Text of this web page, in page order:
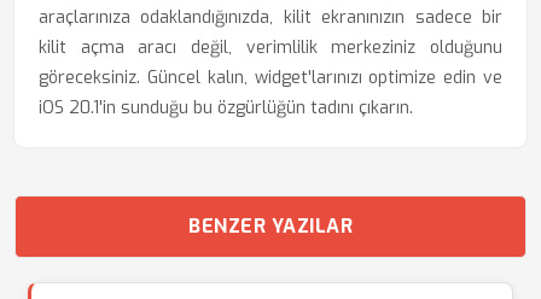
araçlarınıza odaklandığınızda, kilit ekranınızın sadece bir
kilit açma aracı değil, verimlilik merkeziniz olduğunu
göreceksiniz. Güncel kalın, widget'larınızı optimize edin ve
iOS 20.1'in sunduğu bu özgürlüğün tadını çıkarın.
BENZER YAZILAR